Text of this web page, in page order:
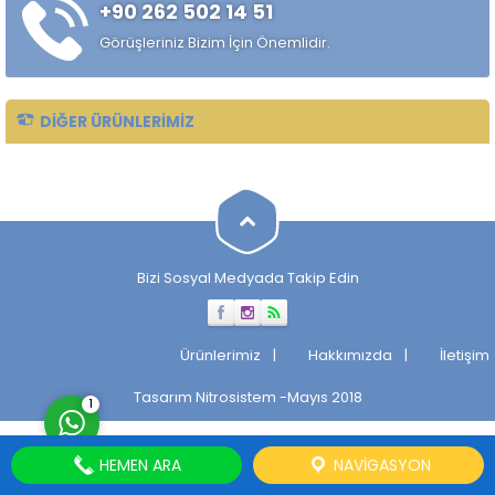
sağlamak amacıyla tercih
edilir. Düşük kesme direnci...
+90 262 502 14 51
Görüşleriniz Bizim İçin Önemlidir.
DIĞER ÜRÜNLERIMIZ
Bizi Sosyal Medyada Takip Edin
Ürünlerimiz Hakkımızda
İletişim
Tasarım Nitrosistem -Mayıs 2018
Cevap Yaz
1
HEMEN ARA NAVIGASYON